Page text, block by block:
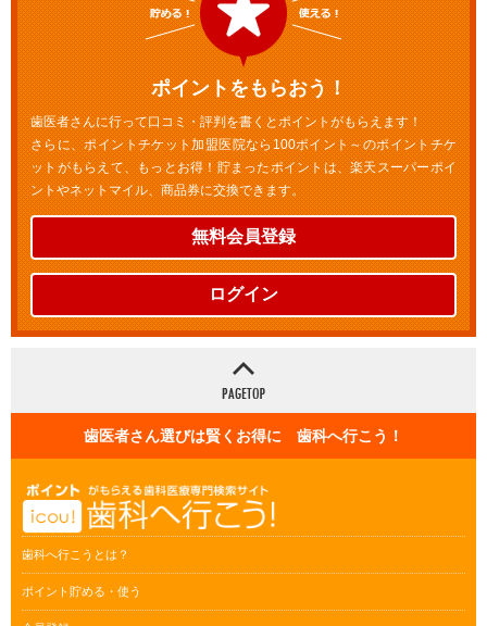
ポイントをもらおう！
歯医者さんに行って口コミ・評判を書くとポイントがもらえます！
さらに、ポイントチケット加盟医院なら100ポイント～のポイントチケ
ットがもらえて、もっとお得！貯まったポイントは、楽天スーパーポイ
ントやネットマイル、商品券に交換できます。
無料会員登録
ログイン
歯医者さん選びは賢くお得に 歯科へ行こう！
歯科へ行こうとは？
ポイント貯める・使う